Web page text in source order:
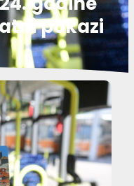
pokazi